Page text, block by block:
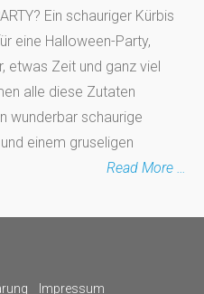
Ein schauriger Kürbis
eine Halloween-Party,
etwas Zeit und ganz viel
alle diese Zutaten
wunderbar schaurige
einem gruseligen
Read More …
Impressum